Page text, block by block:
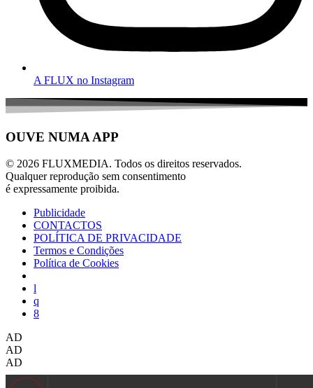
A FLUX no Instagram
OUVE NUMA APP
© 2026 FLUXMEDIA. Todos os direitos reservados.
Qualquer reprodução sem consentimento
é expressamente proibida.
Publicidade
CONTACTOS
POLÍTICA DE PRIVACIDADE
Termos e Condições
Política de Cookies
AD
AD
AD